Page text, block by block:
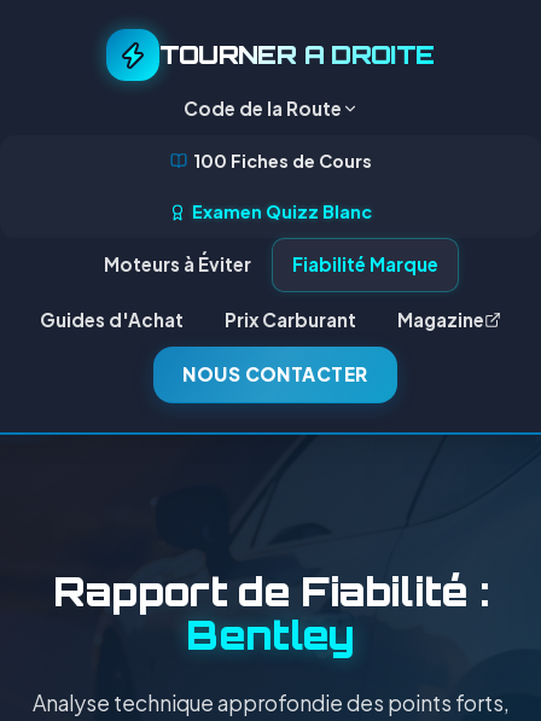
TOURNER A DROITE
Code de la Route
100 Fiches de Cours
Examen Quizz Blanc
Moteurs à Éviter Fiabilité Marque
Guides d'Achat Prix Carburant Magazine
NOUS CONTACTER
Rapport de Fiabilité :
Bentley
Analyse technique approfondie des points forts,